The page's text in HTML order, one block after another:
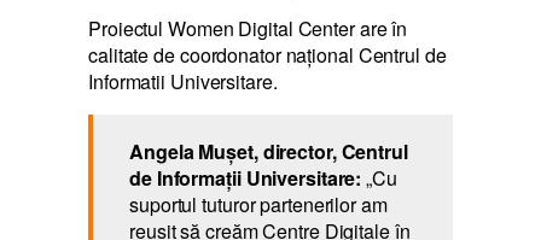
Proiectul Women Digital Center are în
calitate de coordonator național Centrul de
Informatii Universitare.
Angela Mușet, director, Centrul
de Informații Universitare: „Cu
suportul tuturor partenerilor am
reușit să creăm Centre Digitale în